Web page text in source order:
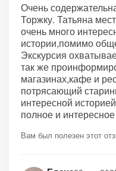
Очень
Торжку. Татьяна
очень много
истории,помимо
Экскурсия
так же
магазинах,кафе и
потрясающий
интересной
полное и
Вам был полезен этот